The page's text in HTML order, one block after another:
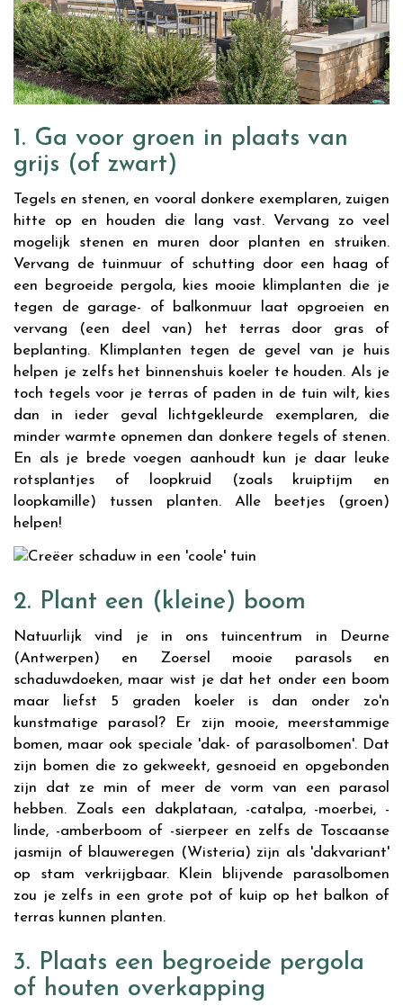
1. Ga voor groen in plaats van
grijs (of zwart)
Tegels en stenen, en vooral donkere exemplaren, zuigen
hitte op en houden die lang vast. Vervang zo veel
mogelijk stenen en muren door planten en struiken.
Vervang de tuinmuur of schutting door een haag of
een begroeide pergola, kies mooie klimplanten die je
tegen de garage- of balkonmuur laat opgroeien en
vervang (een deel van) het terras door gras of
beplanting. Klimplanten tegen de gevel van je huis
helpen je zelfs het binnenshuis koeler te houden. Als je
toch tegels voor je terras of paden in de tuin wilt, kies
dan in ieder geval lichtgekleurde exemplaren, die
minder warmte opnemen dan donkere tegels of stenen.
En als je brede voegen aanhoudt kun je daar leuke
rotsplantjes of loopkruid (zoals kruiptijm en
loopkamille) tussen planten. Alle beetjes (groen)
helpen!
2. Plant een (kleine) boom
Natuurlijk vind je in ons tuincentrum in Deurne
(Antwerpen) en Zoersel mooie parasols en
schaduwdoeken, maar wist je dat het onder een boom
maar liefst 5 graden koeler is dan onder zo'n
kunstmatige parasol? Er zijn mooie, meerstammige
bomen, maar ook speciale 'dak- of parasolbomen'. Dat
zijn bomen die zo gekweekt, gesnoeid en opgebonden
zijn dat ze min of meer de vorm van een parasol
hebben. Zoals een dakplataan, -catalpa, -moerbei, -
linde, -amberboom of -sierpeer en zelfs de Toscaanse
jasmijn of blauweregen (Wisteria) zijn als 'dakvariant'
op stam verkrijgbaar. Klein blijvende parasolbomen
zou je zelfs in een grote pot of kuip op het balkon of
terras kunnen planten.
3. Plaats een begroeide pergola
of houten overkapping